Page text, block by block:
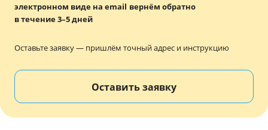
Полиграфия
Услуги и сервис
Магазин
электронном виде на email
в течение 3–5 дней
вернём обратно
Оставьте заявку — пришлём точный адрес и инструкцию
Оставить заявку